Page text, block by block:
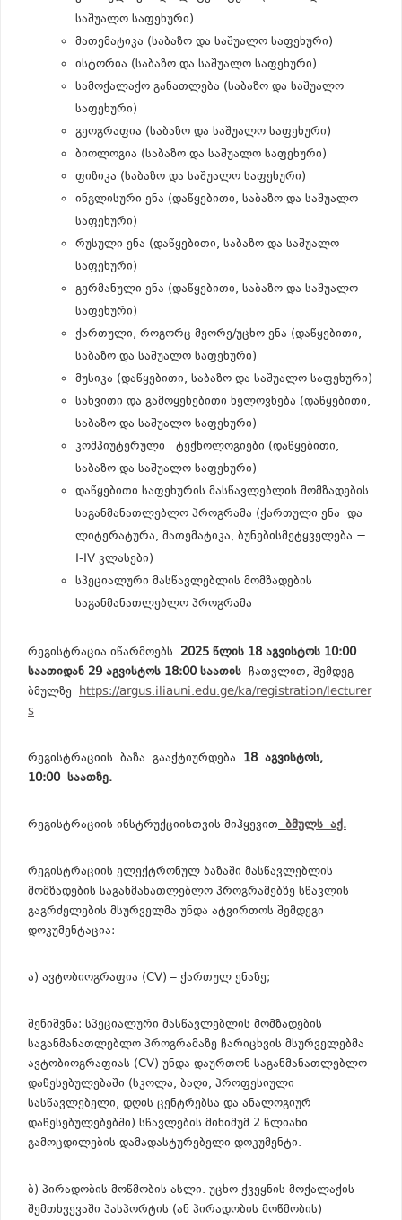
საშუალო საფეხური)
მათემატიკა (საბაზო და საშუალო საფეხური)
ისტორია (საბაზო და საშუალო საფეხური)
სამოქალაქო განათლება (საბაზო და საშუალო
საფეხური)
გეოგრაფია (საბაზო და საშუალო საფეხური)
ბიოლოგია (საბაზო და საშუალო საფეხური)
ფიზიკა (საბაზო და საშუალო საფეხური)
ინგლისური ენა (დაწყებითი, საბაზო და საშუალო
საფეხური)
რუსული ენა (დაწყებითი, საბაზო და საშუალო
საფეხური)
გერმანული ენა (დაწყებითი, საბაზო და საშუალო
საფეხური)
ქართული, როგორც მეორე/უცხო ენა (დაწყებითი,
საბაზო და საშუალო საფეხური)
მუსიკა (დაწყებითი, საბაზო და საშუალო საფეხური)
სახვითი და გამოყენებითი ხელოვნება (დაწყებითი,
საბაზო და საშუალო საფეხური)
კომპიუტერული ტექნოლოგიები (დაწყებითი,
საბაზო და საშუალო საფეხური)
დაწყებითი საფეხურის მასწავლებლის მომზადების
საგანმანათლებლო პროგრამა (ქართული ენა და
ლიტერატურა, მათემატიკა, ბუნებისმეტყველება −
I-IV კლასები)
სპეციალური მასწავლებლის მომზადების
საგანმანათლებლო პროგრამა
რეგისტრაცია იწარმოებს 2025 წლის 18 აგვისტოს 10:00
საათიდან 29 აგვისტოს 18:00 საათის ჩათვლით, შემდეგ
ბმულზე https://argus.iliauni.edu.ge/ka/registration/lecturer
s
რეგისტრაციის ბაზა გააქტიურდება 18 აგვისტოს,
10:00 საათზე.
რეგისტრაციის ინსტრუქციისთვის მიჰყევით ბმულს აქ.
რეგისტრაციის ელექტრონულ ბაზაში მასწავლებლის
მომზადების საგანმანათლებლო პროგრამებზე სწავლის
გაგრძელების მსურველმა უნდა ატვირთოს შემდეგი
დოკუმენტაცია:
ა) ავტობიოგრაფია (CV) – ქართულ ენაზე;
შენიშვნა: სპეციალური მასწავლებლის მომზადების
საგანმანათლებლო პროგრამაზე ჩარიცხვის მსურველებმა
ავტობიოგრაფიას (CV) უნდა დაურთონ საგანმანათლებლო
დაწესებულებაში (სკოლა, ბაღი, პროფესიული
სასწავლებელი, დღის ცენტრებსა და ანალოგიურ
დაწესებულებებში) სწავლების მინიმუმ 2 წლიანი
გამოცდილების დამადასტურებელი დოკუმენტი.
ბ) პირადობის მოწმობის ასლი. უცხო ქვეყნის მოქალაქის
შემთხვევაში პასპორტის (ან პირადობის მოწმობის)